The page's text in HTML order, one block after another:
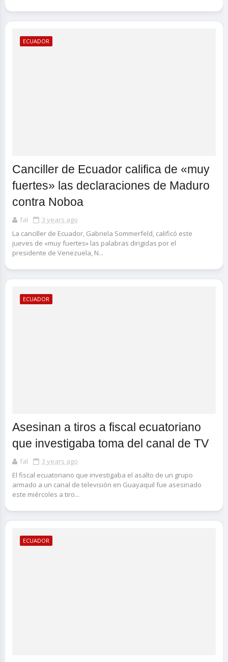
ECUADOR
Canciller de Ecuador califica de «muy
fuertes» las declaraciones de Maduro
contra Noboa
fal
3 years ago
La canciller de Ecuador, Gabriela Sommerfeld, calificó este
jueves de «muy fuertes» las palabras dirigidas por el
presidente de Venezuela, N...
ECUADOR
Asesinan a tiros a fiscal ecuatoriano
que investigaba toma del canal de TV
fal
3 years ago
El fiscal ecuatoriano que investigaba el asalto de un grupo
armado a un canal de televisión en Guayaquil fue asesinado
este miércoles a tiro...
ECUADOR